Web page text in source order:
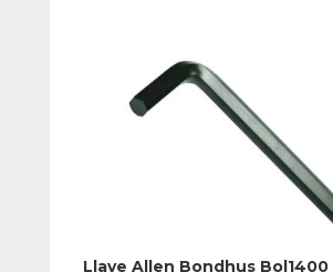
Llave Allen Bondhus Bol1400